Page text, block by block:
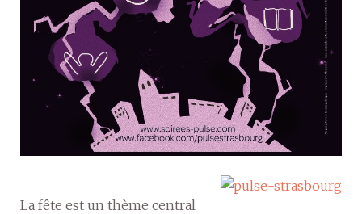
La fête est un thème central